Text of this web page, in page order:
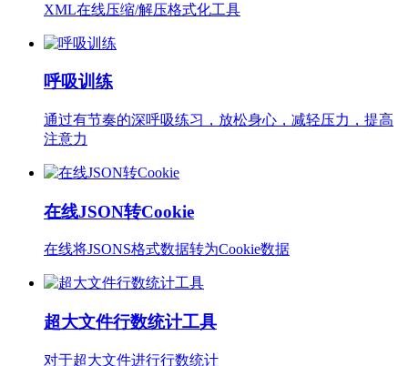
XML在线压缩/解压格式化工具
呼吸训练
通过有节奏的深呼吸练习，放松身心，减轻压力，提高
注意力
在线JSON转Cookie
在线将JSONS格式数据转为Cookie数据
超大文件行数统计工具
对于超大文件进行行数统计